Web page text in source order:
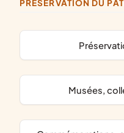
PRÉSERVATION DU
musées,